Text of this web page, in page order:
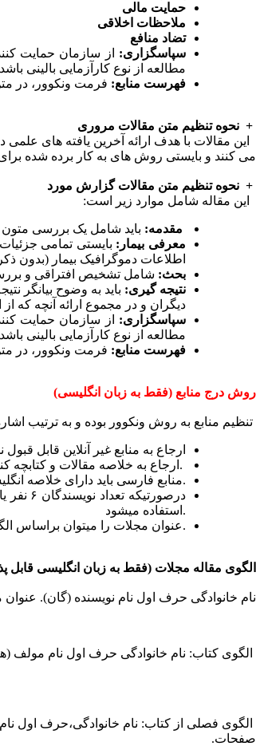
حمایت مالی
ملاحظات اخلاقی
تضاد منافع
سپاسگزاری: از سازمان حمایت
مطالعه از نوع کارآزمایی بالینی
فهرست منابع: فرمت ونکوور، در
+ نحوه تنظیم متن مقالات مروری
این مقالات با هدف ارائه آخرین یافته ­های
می­ کنند و بایستی روش­ های به کار برده شده
+ نحوه تنظیم متن مقالات گزارش مورد
این مقاله شامل موارد زیر است:
مقدمه: باید شامل یک بررسی متون
معرفی بیمار: بایستی تمامی
اطلاعات دموگرافیک بیمار (بدون
بحث: شامل تشخیص افتراقی و
نتیجه ­گیری: باید به وضوح بیانگر
دیگران و در مجموع ارائه آنچه که
سپاسگزاری:
از سازمان حمایت
مطالعه از نوع کارآزمایی بالینی
فهرست منابع: فرمت ونکوور، در
روش درج منابع (فقط به زبان انگلیسی)
تنظیم منابع به روش ونکوور بوده و به ترتیب
ارجاع به منابع غیر آنلاین قابل قبول
ارجاع به خلاصه مقالات و کتابچه کنگره ها قابل قبول نمی باشد.
منابع فارسی باید دارای خلاصه انگلیسی و نسخه آنلاین باشند.
استفاده میشود.
عنوان مجلات را میتوان براساس.
الگوی مقاله مجلات (فقط به زبان انگلیسی
نام خانوادگی حرف اول نام نویسنده (گان).
الگوی کتاب: نام خانوادگی حرف اول نام مولف
الگوی فصلی از کتاب: نام خانوادگی،حرف اول
صفحات.